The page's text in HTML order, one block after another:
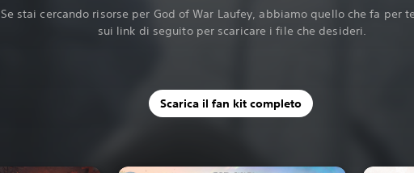
Se stai cercando risorse per God of War Laufey, abbiamo quello che fa per
sui link di seguito per scaricare i file che desideri.
Scarica il fan kit completo